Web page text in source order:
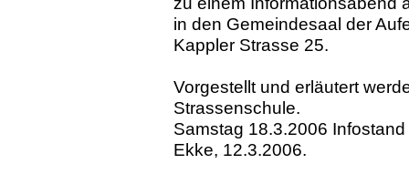
in den Gemeindesaal der
Kappler Strasse 25.
Vorgestellt und erläutert
Strassenschule.
Samstag 18.3.2006
Ekke, 12.3.2006.